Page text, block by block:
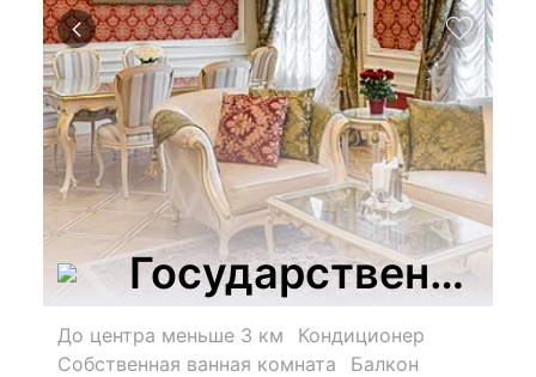
До центра меньше 3 км
Кондиционер
Собственная ванная комната
Балкон